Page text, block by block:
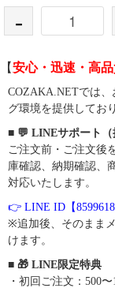
-
【安心・迅速・高
COZAKA.NETでは
グ環境を提供してお
■ 💬 LINEサポート（
ご注文前・ご注文後
庫確認、納期確認、
対応いたします。
👉 LINE ID【8599618
※追加後、そのまま
けます。
■ 🎁 LINE限定特典
・初回ご注文：500〜